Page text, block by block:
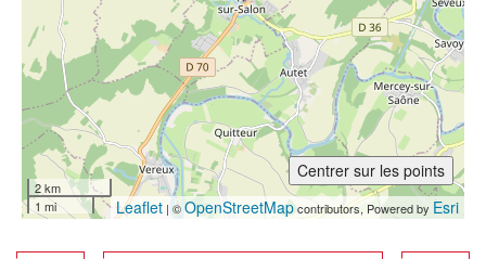
2 km
1 mi
Centrer sur les points
Leaflet | ©OpenStreetMapcontributors, Powered by Esri